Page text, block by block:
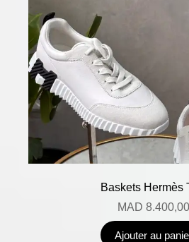
Baskets Hermès
MAD 8.400,00
Ajouter au